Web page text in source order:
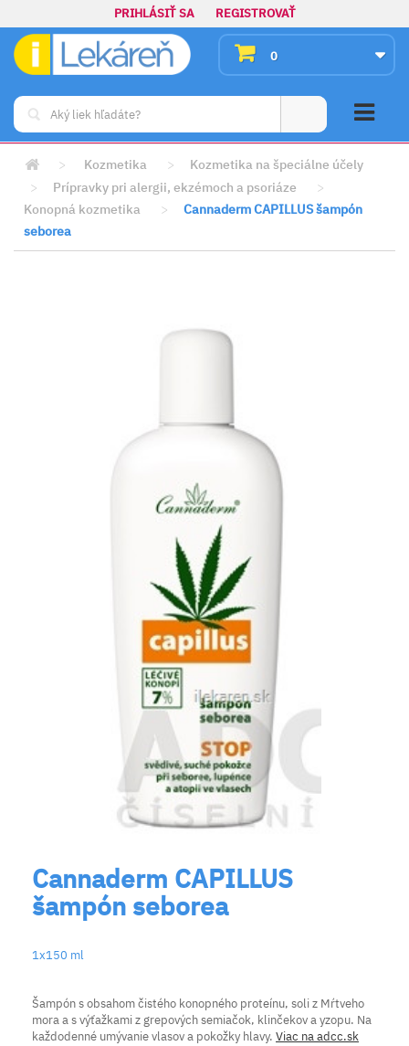
PRIHLÁSIŤ SA REGISTROVAŤ
0
> Kozmetika >
Kozmetika na špeciálne účely
>
Prípravky pri alergii, ekzémoch a psoriáze
>
Konopná kozmetika
>
Cannaderm CAPILLUS šampón
seborea
Cannaderm CAPILLUS
šampón seborea
1x150 ml
Šampón s obsahom čistého konopného proteínu, soli z Mŕtveho
mora a s výťažkami z grepových semiačok, klinčekov a yzopu. Na
každodenné umývanie vlasov a pokožky hlavy. Viac na adcc.sk